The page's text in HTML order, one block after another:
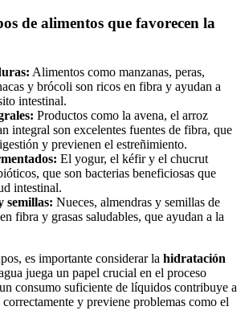
de alimentos que favorecen la
Alimentos como manzanas, peras,
y brócoli son ricos en fibra y ayudan a
intestinal.
Productos como la avena, el arroz
integral son excelentes fuentes de fibra, que
y previenen el estreñimiento.
El yogur, el kéfir y el chucrut
que son bacterias beneficiosas que
intestinal.
semillas: Nueces, almendras y semillas de
fibra y grasas saludables, que ayudan a la
es importante considerar la hidratación
juega un papel crucial en el proceso
consumo suficiente de líquidos contribuye a
y previene problemas como el